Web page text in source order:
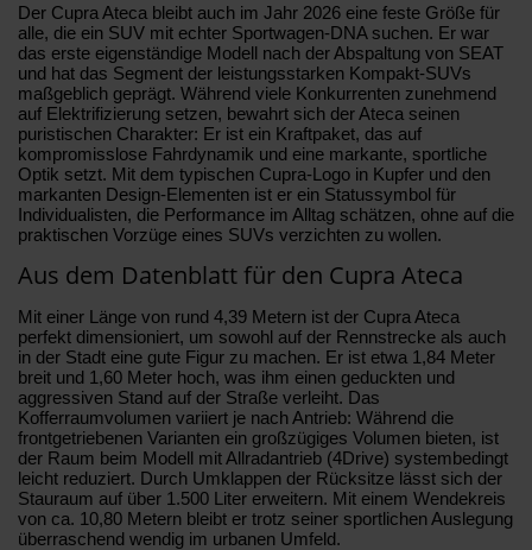
Der Cupra Ateca bleibt auch im Jahr 2026 eine feste Größe für
alle, die ein SUV mit echter Sportwagen-DNA suchen. Er war
das erste eigenständige Modell nach der Abspaltung von SEAT
und hat das Segment der leistungsstarken Kompakt-SUVs
maßgeblich geprägt. Während viele Konkurrenten zunehmend
auf Elektrifizierung setzen, bewahrt sich der Ateca seinen
puristischen Charakter: Er ist ein Kraftpaket, das auf
kompromisslose Fahrdynamik und eine markante, sportliche
Optik setzt. Mit dem typischen Cupra-Logo in Kupfer und den
markanten Design-Elementen ist er ein Statussymbol für
Individualisten, die Performance im Alltag schätzen, ohne auf die
praktischen Vorzüge eines SUVs verzichten zu wollen.
Aus dem Datenblatt für den Cupra Ateca
Mit einer Länge von rund 4,39 Metern ist der Cupra Ateca
perfekt dimensioniert, um sowohl auf der Rennstrecke als auch
in der Stadt eine gute Figur zu machen. Er ist etwa 1,84 Meter
breit und 1,60 Meter hoch, was ihm einen geduckten und
aggressiven Stand auf der Straße verleiht. Das
Kofferraumvolumen variiert je nach Antrieb: Während die
frontgetriebenen Varianten ein großzügiges Volumen bieten, ist
der Raum beim Modell mit Allradantrieb (4Drive) systembedingt
leicht reduziert. Durch Umklappen der Rücksitze lässt sich der
Stauraum auf über 1.500 Liter erweitern. Mit einem Wendekreis
von ca. 10,80 Metern bleibt er trotz seiner sportlichen Auslegung
überraschend wendig im urbanen Umfeld.